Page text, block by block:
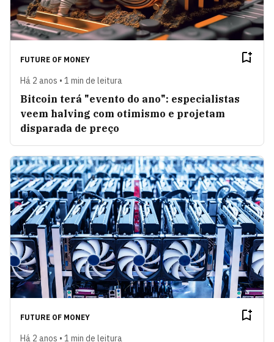
FUTURE OF MONEY
Há 2 anos • 1 min de leitura
Bitcoin terá "evento do ano": especialistas
veem halving com otimismo e projetam
disparada de preço
FUTURE OF MONEY
Há 2 anos • 1 min de leitura